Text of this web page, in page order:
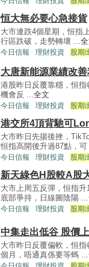
恒大無必要心急接貨
大市連跌4個星期，恒指
行區跌破，走勢轉壞 ...
今日信報 理財投資 股期
大唐新能源業績改
港股昨日反覆靠穩，恒
機會反 ...全文
今日信報 理財投資 股期
港交所4頂背馳可
大市昨日先揚後挫，
恒指高開後升過87點，可
今日信報 理財投資 股期
新天綠色H股較A股
大市上周五反彈，恒指
底部爭持，日線圖陰陽 ...
今日信報 理財投資 股期
中集走出低谷 股價
大市昨日反覆偏軟，恒
個月，唔通真係要等螞 ...